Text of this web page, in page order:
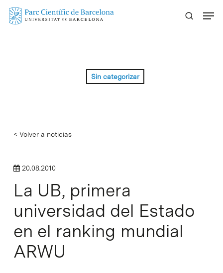
Skip
Sin categorizar
< Volver a noticias
20.08.2010
La UB, primera
universidad del Estado
en el ranking mundial
ARWU